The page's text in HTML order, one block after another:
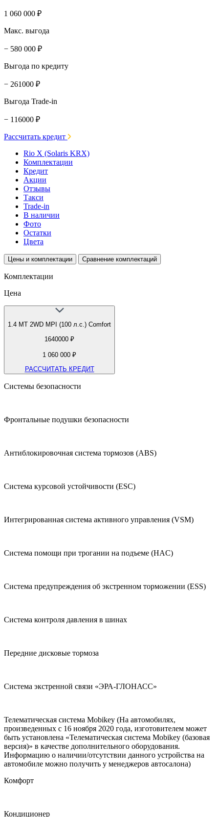
1 060 000 ₽
Макс. выгода
− 580 000 ₽
Выгода по кредиту
− 261000 ₽
Выгода Trade-in
− 116000 ₽
Рассчитать кредит
Rio X (Solaris KRX)
Комплектации
Кредит
Акции
Отзывы
Такси
Trade-in
В наличии
Фото
Остатки
Цвета
Цены и комплектации Сравнение комплектаций
Комплектации
Цена
1.4 МТ 2WD MPI (100 л.с.) Comfort
1640000 ₽
1 060 000 ₽
РАССЧИТАТЬ КРЕДИТ
Системы безопасности
Фронтальные подушки безопасности
Антиблокировочная система тормозов (ABS)
Система курсовой устойчивости (ESC)
Интегрированная система активного управления (VSM)
Система помощи при трогании на подъеме (HAC)
Система предупреждения об экстренном торможении (ESS)
Система контроля давления в шинах
Передние дисковые тормоза
Система экстренной связи «ЭРА-ГЛОНАСС»
Телематическая система Mobikey (На автомобилях,
произведенных с 16 ноября 2020 года, изготовителем может
быть установлена «Телематическая система Mobikey (базовая
версия)» в качестве дополнительного оборудования.
Информацию о наличии/отсутствии данного устройства на
автомобиле можно получить у менеджеров автосалона)
Комфорт
Кондиционер